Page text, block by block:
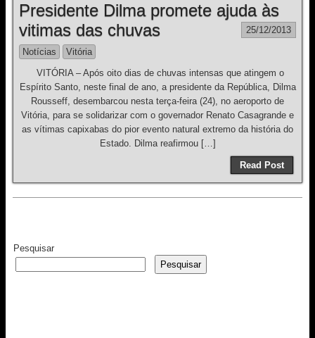
Presidente Dilma promete ajuda às
vitimas das chuvas
25/12/2013
Notícias
Vitória
VITÓRIA – Após oito dias de chuvas intensas que atingem o
Espírito Santo, neste final de ano, a presidente da República, Dilma
Rousseff, desembarcou nesta terça-feira (24), no aeroporto de
Vitória, para se solidarizar com o governador Renato Casagrande e
as vítimas capixabas do pior evento natural extremo da história do
Estado. Dilma reafirmou […]
Read Post
Pesquisar
Pesquisar